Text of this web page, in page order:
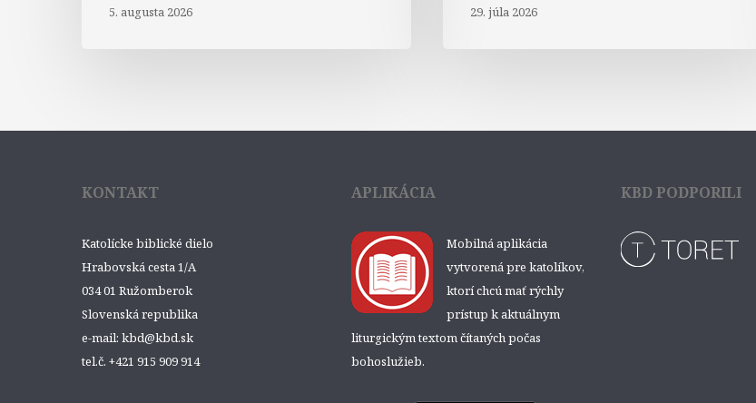
5. augusta 2026 29. júla 2026
KONTAKT
Katolícke biblické dielo
Hrabovská cesta 1/A
034 01 Ružomberok
Slovenská republika
e-mail: kbd@kbd.sk
tel.č. +421 915 909 914
APLIKÁCIA
Mobilná aplikácia
vytvorená pre katolíkov,
ktorí chcú mať rýchly
prístup k aktuálnym
liturgickým textom čítaných počas
bohoslužieb.
KBD PODPORILI